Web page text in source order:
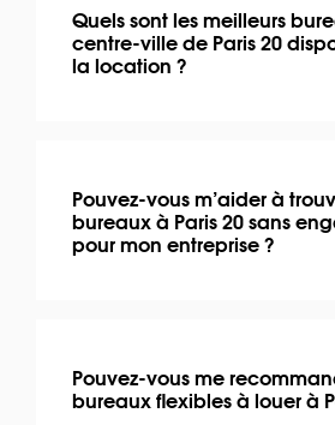
Quels sont les meilleurs
centre-ville de Paris 20
la location ?
Pouvez-vous m’aider à
bureaux à Paris 20 sans
pour mon entreprise ?
Pouvez-vous me
bureaux flexibles à louer à